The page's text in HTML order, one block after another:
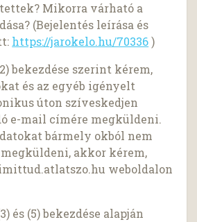
Mikorra várható a
(Bejelentés leírása és
https://jarokelo.hu/70336)
bekezdése szerint kérem,
és az egyéb igényelt
úton szíveskedjen
e-mail címére megküldeni.
bármely okból nem
akkor kérem,
weboldalon
és (5) bekezdése alapján